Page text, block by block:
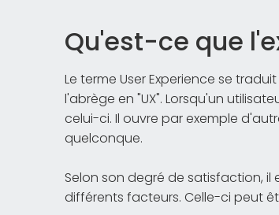
Qu'est-ce que
Le terme User Experience se
l'abrège en "UX". Lorsqu'un
celui-ci. Il ouvre par exemple
quelconque.
Selon son degré de satisfaction,
différents facteurs. Celle-ci peut